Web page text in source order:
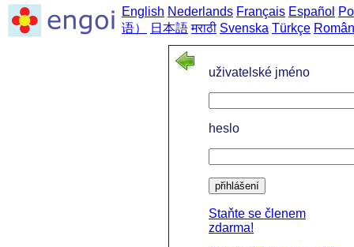
English Nederlands Français Español
语）
日本語 मराठी Svenska Türkçe
uživatelské jméno
heslo
přihlášení
Staňte se členem
zdarma!